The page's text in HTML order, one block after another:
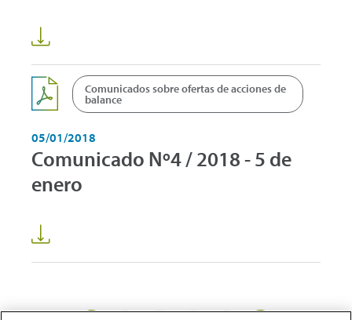
Comunicados sobre ofertas de acciones de
balance
05/01/2018
Comunicado Nº4 / 2018 - 5 de
enero